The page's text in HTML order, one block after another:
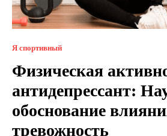
Я спортивный
Физическая
антидепрессант:
обоснование
тревожность